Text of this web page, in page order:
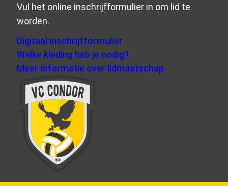
Vul het online inschrijfformulier in om lid te
worden.
Digitaal inschrijfformulier
Welke kleding heb je nodig?
Meer informatie over lidmaatschap